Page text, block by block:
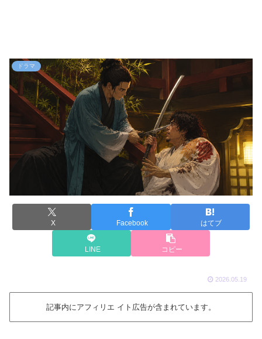
ドラマ
X Facebook はてブ
LINE コピー
2026.05.19
記事内にアフィリエ イト広告が含まれています。